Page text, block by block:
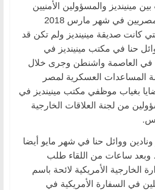
مينينديز والمسؤولين الأمنيين
والعسكريين المصريين في شهر مارس 2018
كانت صديقة مينينديز ولم تكن قد
حنا في مكتب مينينديز في
العاصمة واشنطن وجرى خلال
المساعدات العسكرية لمصر
بغياب موظفي مكتب مينينديز في
من لجنة العلاقات الخارجية
ونادين ووائل حنا في شهر مايو أيضا
ساعات من اللقاء طلب
الخارجية الأمريكية لائحة باسم
في السفارة الأمريكية في